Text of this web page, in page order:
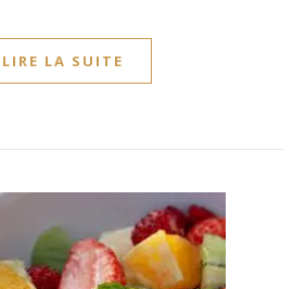
LIRE LA SUITE